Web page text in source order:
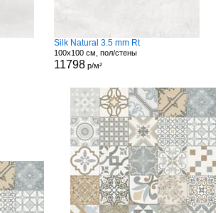
Silk Natural 3.5 mm Rt
100x100 см, пол/стены
11798р/м²